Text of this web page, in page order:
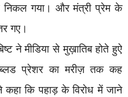
निकल गया। और मंत्री प्रेम के
गए।
ने मीडिया से मुख़ातिब होते हुऐ
ब्लड प्रेशर का मरीज़ तक कह
कहा कि पहाड़ के विरोध में जाने